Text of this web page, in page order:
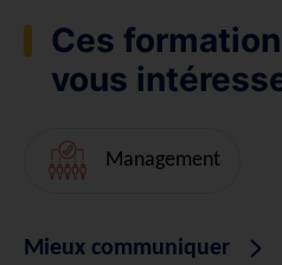
Ces
vous
Management
Mieux communiquer